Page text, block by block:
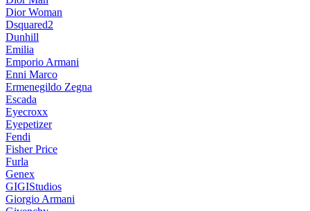
Dior Woman
Dsquared2
Dunhill
Emilia
Emporio Armani
Enni Marco
Ermenegildo Zegna
Escada
Eyecroxx
Eyepetizer
Fendi
Fisher Price
Furla
Genex
GIGIStudios
Giorgio Armani